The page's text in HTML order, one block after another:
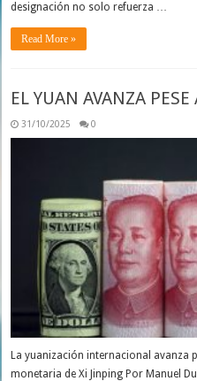
designación no solo refuerza …
Read More »
EL YUAN AVANZA PESE
31/10/2025 0
La yuanización internacional avanza
monetaria de Xi Jinping Por Manuel